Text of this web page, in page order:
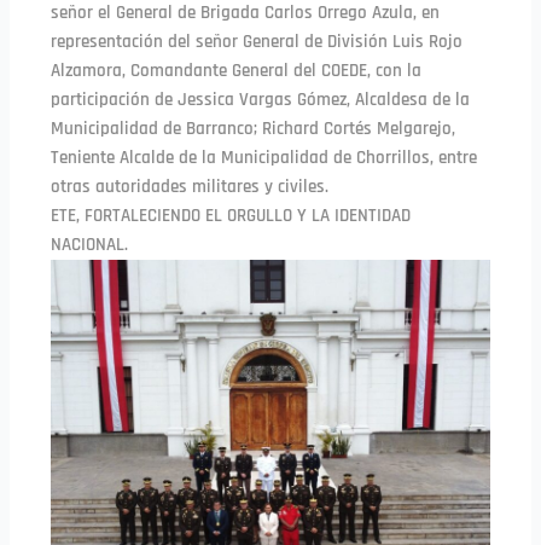
señor el General de Brigada Carlos Orrego Azula, en
representación del señor General de División Luis Rojo
Alzamora, Comandante General del COEDE, con la
participación de Jessica Vargas Gómez, Alcaldesa de la
Municipalidad de Barranco; Richard Cortés Melgarejo,
Teniente Alcalde de la Municipalidad de Chorrillos, entre
otras autoridades militares y civiles.
ETE, FORTALECIENDO EL ORGULLO Y LA IDENTIDAD
NACIONAL.